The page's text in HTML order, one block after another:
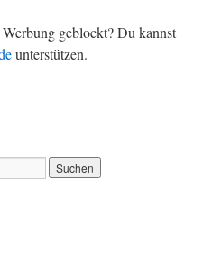
geblockt? Du kannst
unterstützen.